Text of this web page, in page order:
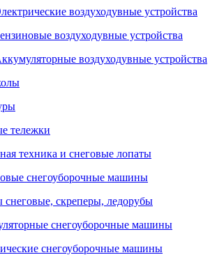
воздуходувные устройства
воздуходувные устройства
воздуходувные устройства
тележки
техника и снеговые лопаты
снегоуборочные машины
снеговые, скреперы, ледорубы
снегоуборочные машины
снегоуборочные машины